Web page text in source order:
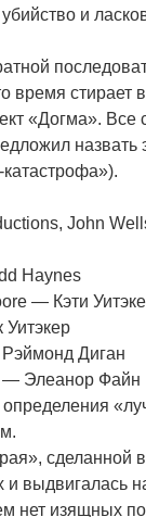
и
время стирает
«Догма».
John
Haynes
— Кэти
Диган
— Элеанор Файн
сделанной
выдвигалась
нет изящных